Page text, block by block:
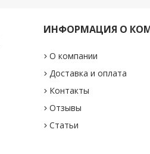
ИНФОРМАЦИЯ О
О компании
Доставка и оплата
Контакты
Отзывы
Статьи